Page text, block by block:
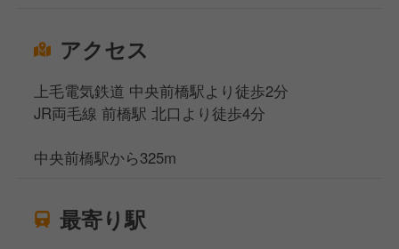
アクセス
上毛電気鉄道 中央前橋駅より徒歩2分
JR両毛線 前橋駅 北口より徒歩4分
中央前橋駅から325m
最寄り駅